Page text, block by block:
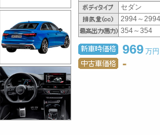
セダン
2994～2994
354～354
969 万円
-